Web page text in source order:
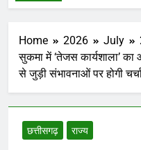
Home 2026 July
सुकमा में ‘तेजस कार्यशाला’
से जुड़ी संभावनाओं पर होगी
छत्तीसगढ़ राज्य